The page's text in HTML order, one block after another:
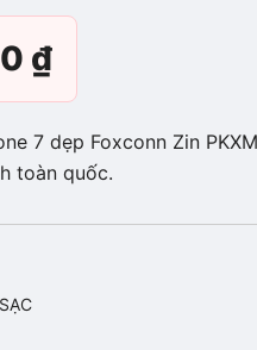
₫
7 dẹp Foxconn Zin
toàn quốc.